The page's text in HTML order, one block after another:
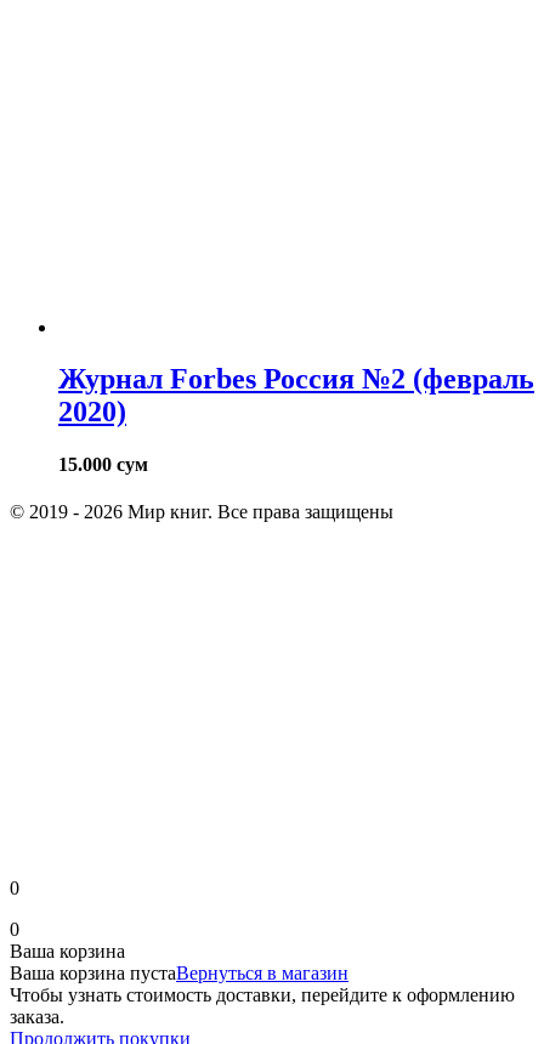
Журнал Forbes Россия №2 (февраль
2020)
15.000 сум
© 2019 - 2026 Мир книг. Все права защищены
0
0
Ваша корзина
Ваша корзина пустаВернуться в магазин
Чтобы узнать стоимость доставки, перейдите к оформлению
заказа.
Продолжить покупки